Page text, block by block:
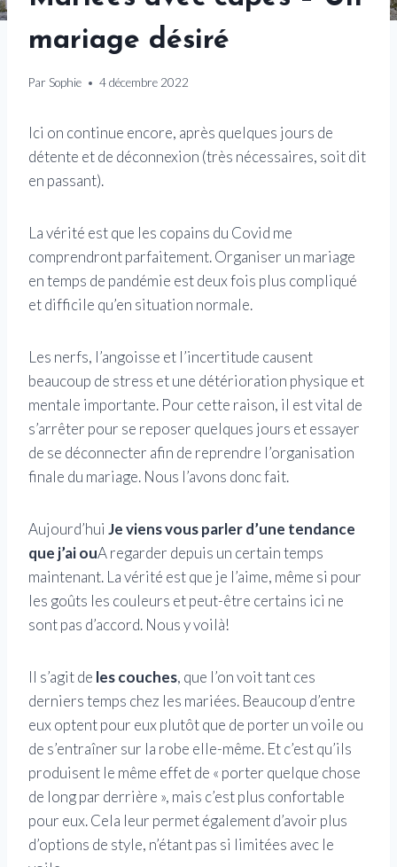
mariage désiré
Par Sophie 4 décembre 2022
Ici on continue encore, après quelques jours de
détente et de déconnexion (très nécessaires, soit dit
en passant).
La vérité est que les copains du Covid me
comprendront parfaitement. Organiser un mariage
en temps de pandémie est deux fois plus compliqué
et difficile qu’en situation normale.
Les nerfs, l’angoisse et l’incertitude causent
beaucoup de stress et une détérioration physique et
mentale importante. Pour cette raison, il est vital de
s’arrêter pour se reposer quelques jours et essayer
de se déconnecter afin de reprendre l’organisation
finale du mariage. Nous l’avons donc fait.
Aujourd’hui Je viens vous parler d’une tendance
que j’ai ouA regarder depuis un certain temps
maintenant. La vérité est que je l’aime, même si pour
les goûts les couleurs et peut-être certains ici ne
sont pas d’accord. Nous y voilà!
Il s’agit de les couches, que l’on voit tant ces
derniers temps chez les mariées. Beaucoup d’entre
eux optent pour eux plutôt que de porter un voile ou
de s’entraîner sur la robe elle-même. Et c’est qu’ils
produisent le même effet de « porter quelque chose
de long par derrière », mais c’est plus confortable
pour eux. Cela leur permet également d’avoir plus
d’options de style, n’étant pas si limitées avec le